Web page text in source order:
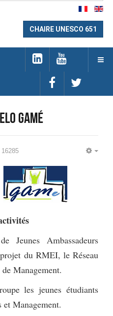
CHAIRE UNESCO 651
GAMé
Jeunes Ambassadeurs
du RMEI, le Réseau
Management.
les jeunes étudiants
et Management.